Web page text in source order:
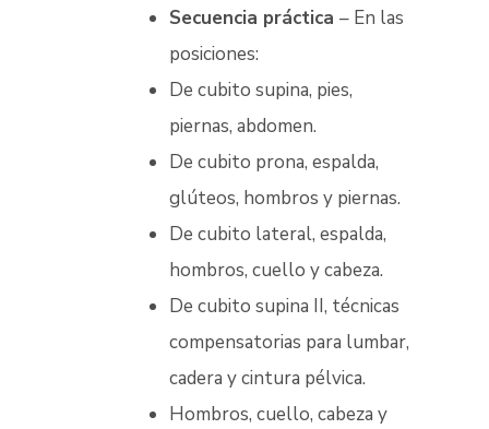
Secuencia práctica – En las
posiciones:
De cubito supina, pies,
piernas, abdomen.
De cubito prona, espalda,
glúteos, hombros y piernas.
De cubito lateral, espalda,
hombros, cuello y cabeza.
De cubito supina II, técnicas
compensatorias para lumbar,
cadera y cintura pélvica.
Hombros, cuello, cabeza y